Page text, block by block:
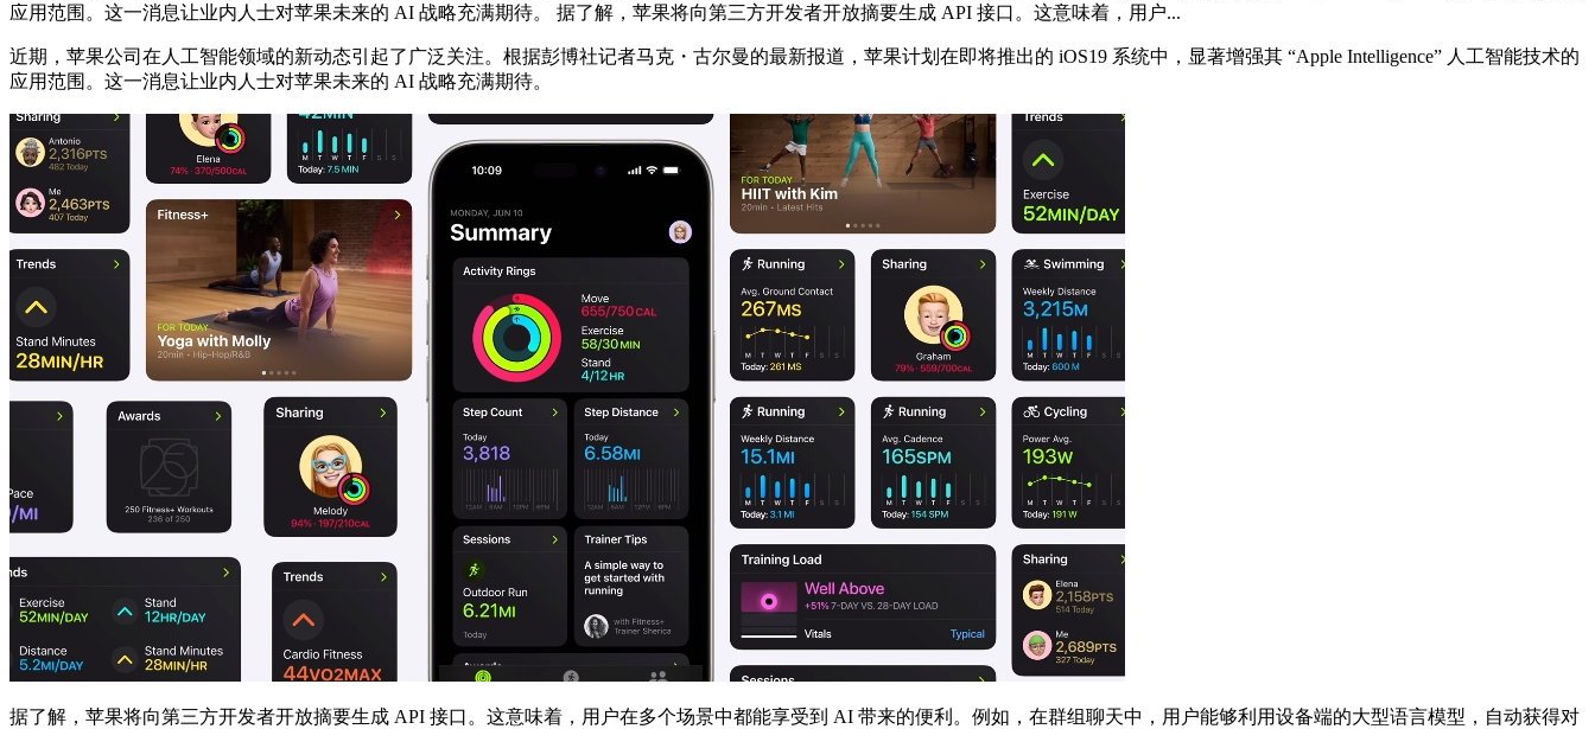
应用范围。这一消息让业内人士对苹果未来的 AI 战略充满期待。 据了解，苹果将向第三方开发者开放摘要生成 API 接口。这意味着，用户...
近期，苹果公司在人工智能领域的新动态引起了广泛关注。根据彭博社记者马克・古尔曼的最新报道，苹果计划在即将推出的 iOS19 系统中，显著增强其 “Apple Intelligence” 人工智能技术的
应用范围。这一消息让业内人士对苹果未来的 AI 战略充满期待。
据了解，苹果将向第三方开发者开放摘要生成 API 接口。这意味着，用户在多个场景中都能享受到 AI 带来的便利。例如，在群组聊天中，用户能够利用设备端的大型语言模型，自动获得对